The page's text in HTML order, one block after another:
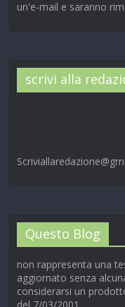
un'e-mail e saranno
scrivi alla
Questo Blog
non rappresenta una
aggiornato senza
considerarsi un